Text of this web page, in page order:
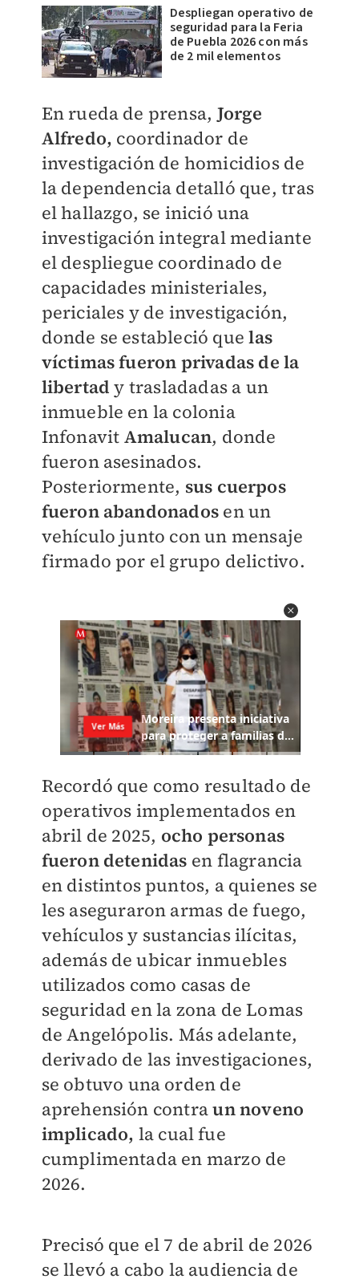
Despliegan operativo de
seguridad para la Feria
de Puebla 2026 con más
de 2 mil elementos
En rueda de prensa, Jorge
Alfredo, coordinador de
investigación de homicidios de
la dependencia detalló que, tras
el hallazgo, se inició una
investigación integral mediante
el despliegue coordinado de
capacidades ministeriales,
periciales y de investigación,
donde se estableció quelas
víctimas fueron privadas de la
libertad y trasladadas a un
inmueble en la colonia
Infonavit Amalucan, donde
fueron asesinados.
Posteriormente, sus cuerpos
fueron abandonados en un
vehículo junto con un mensaje
firmado por el grupo delictivo.
Recordó que como resultado de
operativos implementados en
abril de 2025, ocho personas
fueron detenidas en flagrancia
en distintos puntos, a quienes se
les aseguraron armas de fuego,
vehículos y sustancias ilícitas,
además de ubicar inmuebles
utilizados como casas de
seguridad en la zona de Lomas
de Angelópolis. Más adelante,
derivado de las investigaciones,
se obtuvo una orden de
aprehensión contraun noveno
implicado, la cual fue
cumplimentada en marzo de
2026.
Precisó que el 7 de abril de 2026
se llevó a cabo la audiencia de